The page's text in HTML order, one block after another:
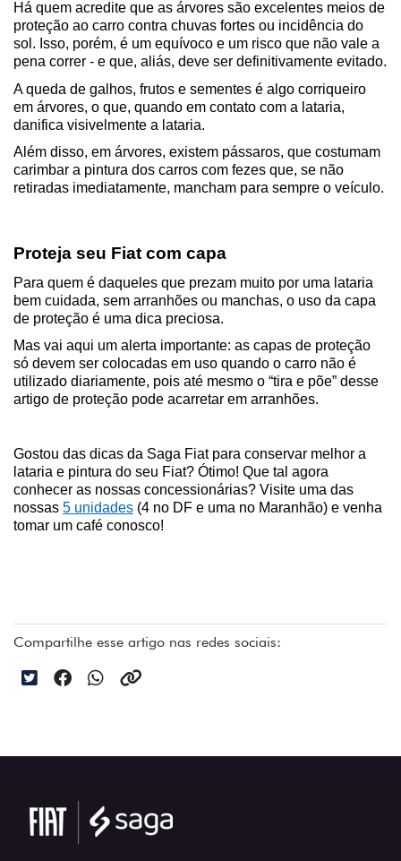
Há quem acredite que as árvores são excelentes meios de
proteção ao carro contra chuvas fortes ou incidência do
sol. Isso, porém, é um equívoco e um risco que não vale a
pena correr - e que, aliás, deve ser definitivamente evitado.
A queda de galhos, frutos e sementes é algo corriqueiro
em árvores, o que, quando em contato com a lataria,
danifica visivelmente a lataria.
Além disso, em árvores, existem pássaros, que costumam
carimbar a pintura dos carros com fezes que, se não
retiradas imediatamente, mancham para sempre o veículo.
Proteja seu Fiat com capa
Para quem é daqueles que prezam muito por uma lataria
bem cuidada, sem arranhões ou manchas, o uso da capa
de proteção é uma dica preciosa.
Mas vai aqui um alerta importante: as capas de proteção
só devem ser colocadas em uso quando o carro não é
utilizado diariamente, pois até mesmo o “tira e põe” desse
artigo de proteção pode acarretar em arranhões.
Gostou das dicas da Saga Fiat para conservar melhor a
lataria e pintura do seu Fiat? Ótimo! Que tal agora
conhecer as nossas concessionárias? Visite uma das
nossas 5 unidades (4 no DF e uma no Maranhão) e venha
tomar um café conosco!
Compartilhe esse artigo nas redes sociais: